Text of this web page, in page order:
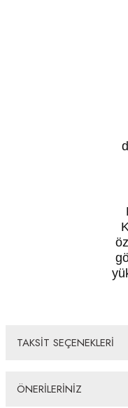
TAKSİT SEÇENEKLERİ
ÖNERİLERİNİZ